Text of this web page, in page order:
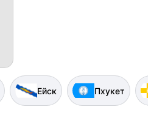
Ейск Пхукет